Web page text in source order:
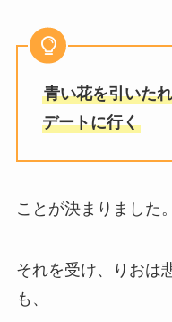
青い花を引いた
デートに行く
ことが決まりました。
それを受け、りおは
も、